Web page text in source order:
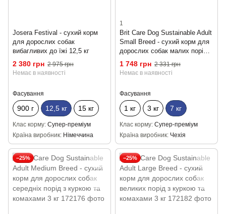
Josera Festival - сухий корм
для дорослих собак
вибагливих до їжі 12,5 кг
2 380 грн 2 975 грн
Немає в наявності
Фасування
900 г 12,5 кг 15 кг
Клас корму Супер-преміум
Країна виробник Німеччина
1
Brit Care Dog Sustainable Adult
Small Breed - сухий корм для
дорослих собак малих порід з
куркою та комахами 7 кг
1 748 грн 2 331 грн
Немає в наявності
Фасування
1 кг 3 кг 7 кг
Клас корму Супер-преміум
Країна виробник Чехія
−25% −25%